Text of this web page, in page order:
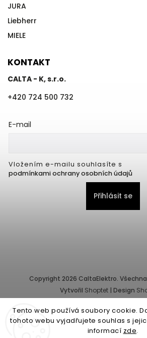
Tento web používá soubory cookie.
tohoto webu vyjadřujete souhlas s
informací zde.
JURA
Liebherr
MIELE
KONTAKT
CALTA - K, s.r.o.
+420 724 500 732
E-mail
Vložením e-mailu souhlasíte s
podmínkami ochrany osobních údajů
Přihlásit se
Copyright 2026 CaltaElektro.
Vytvořil Shoptet | Design
Provozovatel e-shopu: CALTA - K, s.r.o.,
10/32, Karlín, 186 00
Společnost je zapsána v obchodním